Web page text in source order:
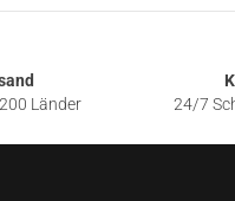
Länder
24/7